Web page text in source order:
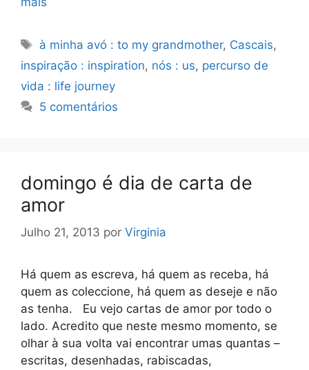
Etiquetas
à minha avó : to my grandmother, Cascais,
inspiração : inspiration, nós : us, percurso de
vida : life journey
5 comentários
domingo é dia de carta de
amor
Julho 21, 2013 por Virginia
Há quem as escreva, há quem as receba, há
quem as coleccione, há quem as deseje e não
as tenha. Eu vejo cartas de amor por todo o
lado. Acredito que neste mesmo momento, se
olhar à sua volta vai encontrar umas quantas –
escritas, desenhadas, rabiscadas,